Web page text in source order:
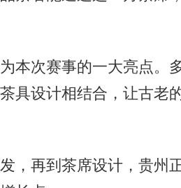
次赛事的一大亮点。多
具设计相结合，让古老
再到茶席设计，贵州